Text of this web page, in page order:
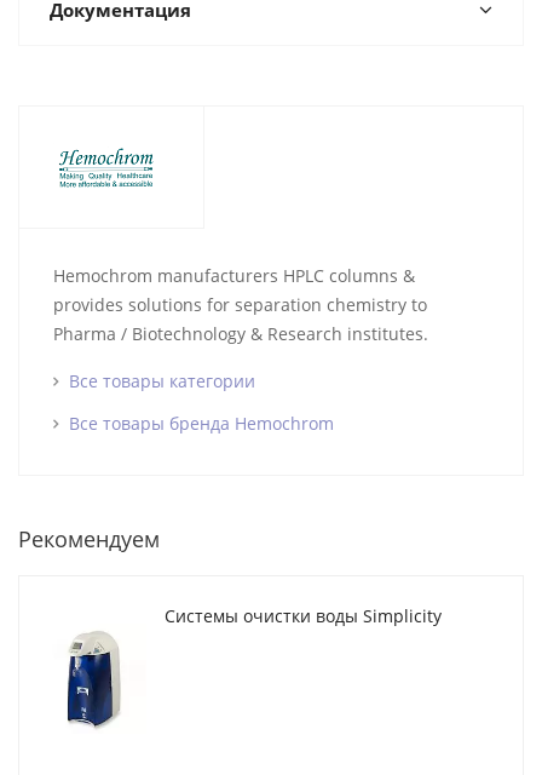
Документация
Hemochrom manufacturers HPLC columns &
provides solutions for separation chemistry to
Pharma / Biotechnology & Research institutes.
Все товары категории
Все товары бренда Hemochrom
Рекомендуем
Системы очистки воды Simplicity